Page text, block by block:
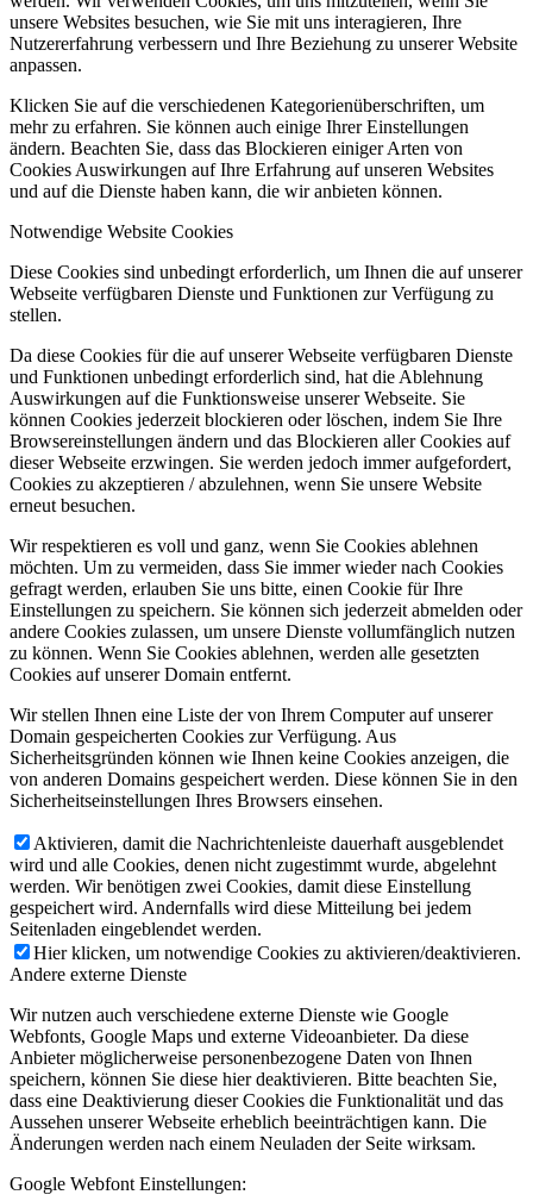
unsere Websites besuchen, wie Sie mit uns interagieren, Ihre
Nutzererfahrung verbessern und Ihre Beziehung zu unserer Website
anpassen.
Klicken Sie auf die verschiedenen Kategorienüberschriften, um
mehr zu erfahren. Sie können auch einige Ihrer Einstellungen
ändern. Beachten Sie, dass das Blockieren einiger Arten von
Cookies Auswirkungen auf Ihre Erfahrung auf unseren Websites
und auf die Dienste haben kann, die wir anbieten können.
Notwendige Website Cookies
Diese Cookies sind unbedingt erforderlich, um Ihnen die auf unserer
Webseite verfügbaren Dienste und Funktionen zur Verfügung zu
stellen.
Da diese Cookies für die auf unserer Webseite verfügbaren Dienste
und Funktionen unbedingt erforderlich sind, hat die Ablehnung
Auswirkungen auf die Funktionsweise unserer Webseite. Sie
können Cookies jederzeit blockieren oder löschen, indem Sie Ihre
Browsereinstellungen ändern und das Blockieren aller Cookies auf
dieser Webseite erzwingen. Sie werden jedoch immer aufgefordert,
Cookies zu akzeptieren / abzulehnen, wenn Sie unsere Website
erneut besuchen.
Wir respektieren es voll und ganz, wenn Sie Cookies ablehnen
möchten. Um zu vermeiden, dass Sie immer wieder nach Cookies
gefragt werden, erlauben Sie uns bitte, einen Cookie für Ihre
Einstellungen zu speichern. Sie können sich jederzeit abmelden oder
andere Cookies zulassen, um unsere Dienste vollumfänglich nutzen
zu können. Wenn Sie Cookies ablehnen, werden alle gesetzten
Cookies auf unserer Domain entfernt.
Wir stellen Ihnen eine Liste der von Ihrem Computer auf unserer
Domain gespeicherten Cookies zur Verfügung. Aus
Sicherheitsgründen können wie Ihnen keine Cookies anzeigen, die
von anderen Domains gespeichert werden. Diese können Sie in den
Sicherheitseinstellungen Ihres Browsers einsehen.
Aktivieren, damit die Nachrichtenleiste dauerhaft ausgeblendet
wird und alle Cookies, denen nicht zugestimmt wurde, abgelehnt
werden. Wir benötigen zwei Cookies, damit diese Einstellung
gespeichert wird. Andernfalls wird diese Mitteilung bei jedem
Seitenladen eingeblendet werden.
Hier klicken, um notwendige Cookies zu aktivieren/deaktivieren.
Andere externe Dienste
Wir nutzen auch verschiedene externe Dienste wie Google
Webfonts, Google Maps und externe Videoanbieter. Da diese
Anbieter möglicherweise personenbezogene Daten von Ihnen
speichern, können Sie diese hier deaktivieren. Bitte beachten Sie,
dass eine Deaktivierung dieser Cookies die Funktionalität und das
Aussehen unserer Webseite erheblich beeinträchtigen kann. Die
Änderungen werden nach einem Neuladen der Seite wirksam.
Google Webfont Einstellungen: